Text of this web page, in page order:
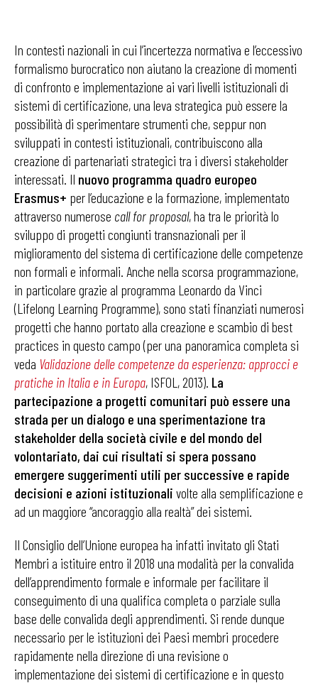
In contesti nazionali in cui l’incertezza normativa e l’eccessivo
formalismo burocratico non aiutano la creazione di momenti
di confronto e implementazione ai vari livelli istituzionali di
sistemi di certificazione, una leva strategica può essere la
possibilità di sperimentare strumenti che, seppur non
sviluppati in contesti istituzionali, contribuiscono alla
creazione di partenariati strategici tra i diversi stakeholder
interessati. Il nuovo programma quadro europeo
Erasmus+ per l’educazione e la formazione, implementato
attraverso numerose call for proposal, ha tra le priorità lo
sviluppo di progetti congiunti transnazionali per il
miglioramento del sistema di certificazione delle competenze
non formali e informali. Anche nella scorsa programmazione,
in particolare grazie al programma Leonardo da Vinci
(Lifelong Learning Programme), sono stati finanziati numerosi
progetti che hanno portato alla creazione e scambio di best
practices in questo campo (per una panoramica completa si
veda Validazione delle competenze da esperienza: approcci e
pratiche in Italia e in Europa, ISFOL, 2013). La
partecipazione a progetti comunitari può essere una
strada per un dialogo e una sperimentazione tra
stakeholder della società civile e del mondo del
volontariato, dai cui risultati si spera possano
emergere suggerimenti utili per successive e rapide
decisioni e azioni istituzionali volte alla semplificazione e
ad un maggiore “ancoraggio alla realtà” dei sistemi.
Il Consiglio dell’Unione europea ha infatti invitato gli Stati
Membri a istituire entro il 2018 una modalità per la convalida
dell’apprendimento formale e informale per facilitare il
conseguimento di una qualifica completa o parziale sulla
base delle convalida degli apprendimenti. Si rende dunque
necessario per le istituzioni dei Paesi membri procedere
rapidamente nella direzione di una revisione o
implementazione dei sistemi di certificazione e in questo